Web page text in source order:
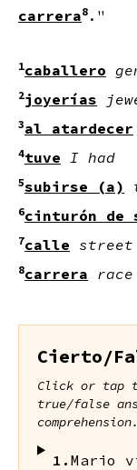
carrera8 ."
1caballero
2joyerías
3al atardecer
4tuve I had
5subirse (a)
6cinturón de
7calle street
8carrera race
Cierto/
Click or tap
true/false
comprehension.
1. Mario